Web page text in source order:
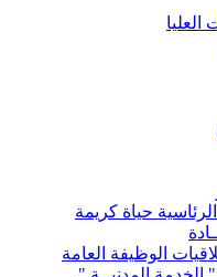
العليا
حياة كريمة
الوظيفة العامة